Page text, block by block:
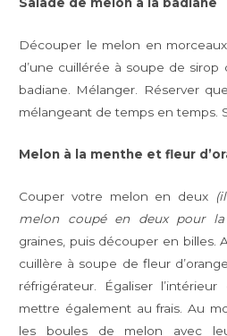
Découper le melon en
d’une cuillérée à soupe de sirop
badiane. Mélanger. Réserver
mélangeant de temps en temps.
Melon à la menthe et fleur
Couper votre melon en deux
melon coupé en deux pour la
graines, puis découper en billes.
cuillère à soupe de fleur
réfrigérateur. Égaliser
mettre également au frais. Au
les boules de melon avec